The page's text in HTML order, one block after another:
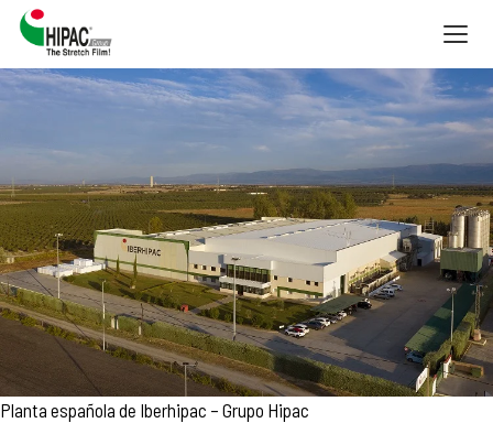
Planta española de Iberhipac – Grupo Hipac